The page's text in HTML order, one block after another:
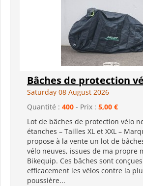
Bâches de protection
Saturday 08 August 2026
Quantité : 400 - Prix : 5,00 €
Lot de bâches de protection vélo
étanches – Tailles XL et XXL –
propose à la vente un lot de
vélo neuves, issues de ma propre
Bikequip. Ces bâches sont
efficacement les vélos contre la
poussière...